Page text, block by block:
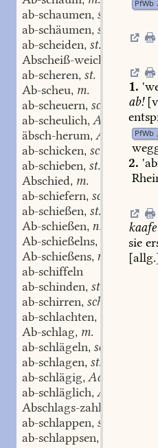
ab-schaumen, schw.
ab-schäumen, schw.
ab-scheiden, st.
Abscheiß-weichen
ab-scheren, st. u. schw.
Ab-scheu, m.
ab-scheuern, schw.
ab-scheulich, Adj.
äbsch-herum, Adv.
ab-schicken, schw.
ab-schieben, st.
Abschied, m.
ab-schiefern, schw.
ab-schießen, st.
Ab-schießen, n.
Ab-schießelns,
Ab-schießens, n.
ab-schiffeln
ab-schinden, st.
ab-schirren, schw.
ab-schlachten,
Ab-schlag, m.
ab-schlägeln, schw.
ab-schlagen, st.
ab-schlägig, Adj.
ab-schläglich, Adj.
Abschlags-zahlung
ab-schlappen, schw.
ab-schlappsen,
PfWb
1.
ab!
PfWb
2.
kaafe
sie